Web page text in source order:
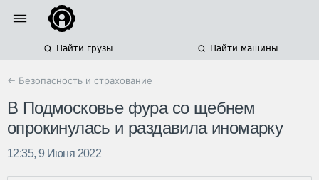
Найти грузы Найти машины
← Безопасность и страхование
В Подмосковье фура со щебнем
опрокинулась и раздавила иномарку
12:35, 9 Июня 2022